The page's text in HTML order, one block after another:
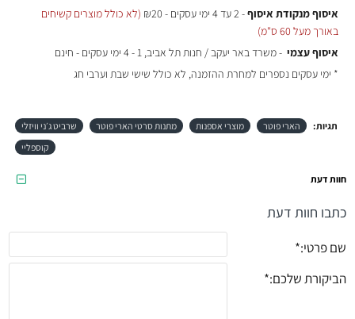
איסוף מנקודת איסוף- 2 עד 4 ימי עסקים - ₪20
(לא כולל מוצרים קשיחים
באורך מעל 60 ס"מ)
איסוף עצמי - משרד באר יעקב / חנות תל אביב, 1 - 4 ימי עסקים - חינם
* ימי עסקים נספרים למחרת ההזמנה, לא כולל שישי שבת וערבי חג
תגיות: הארי פוטר מוצרי אספנות מתנות סרטי הארי פוטר
שרביט ג׳ני וויזלי
קוספליי
חוות דעת
כתבו חוות דעת
שם פרטי:
הביקורת שלכם: